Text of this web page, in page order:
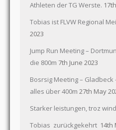
Athleten der TG Werste.
Tobias ist FLVW Regional
2023
Jump Run Meeting –
die 800m 7th June 2023
Bosrsig Meeting –
alles über 400m 27th May
Starker leistungen, troz
Tobias zurückgekehrt 14th